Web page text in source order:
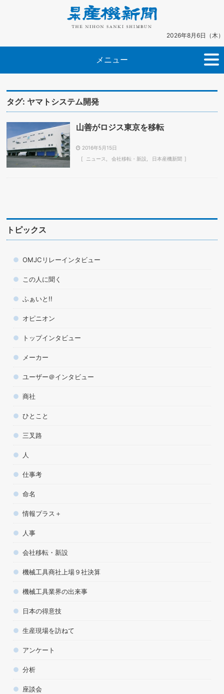
2026年8月6日（木）
メニュー
タグ: ヤマトシステム開発
山善がロジス東京を移転
2016年5月15日
ニュース
会社移転・新設 日本産機新聞
トピックス
OMJCリレーインタビュー
この人に聞く
ふぁいと!!
オピニオン
トップインタビュー
メーカー
ユーザー＠インタビュー
商社
ひとこと
三叉路
人
仕事考
命名
情報プラス＋
人事
会社移転・新設
機械工具商社上場９社決算
機械工具業界の出来事
日本の得意技
生産現場を訪ねて
アンケート
分析
座談会